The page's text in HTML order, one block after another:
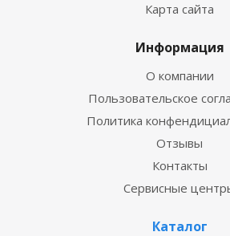
Карта сайта
Информация
О компании
Пользовательское
Политика
Отзывы
Контакты
Сервисные
Каталог